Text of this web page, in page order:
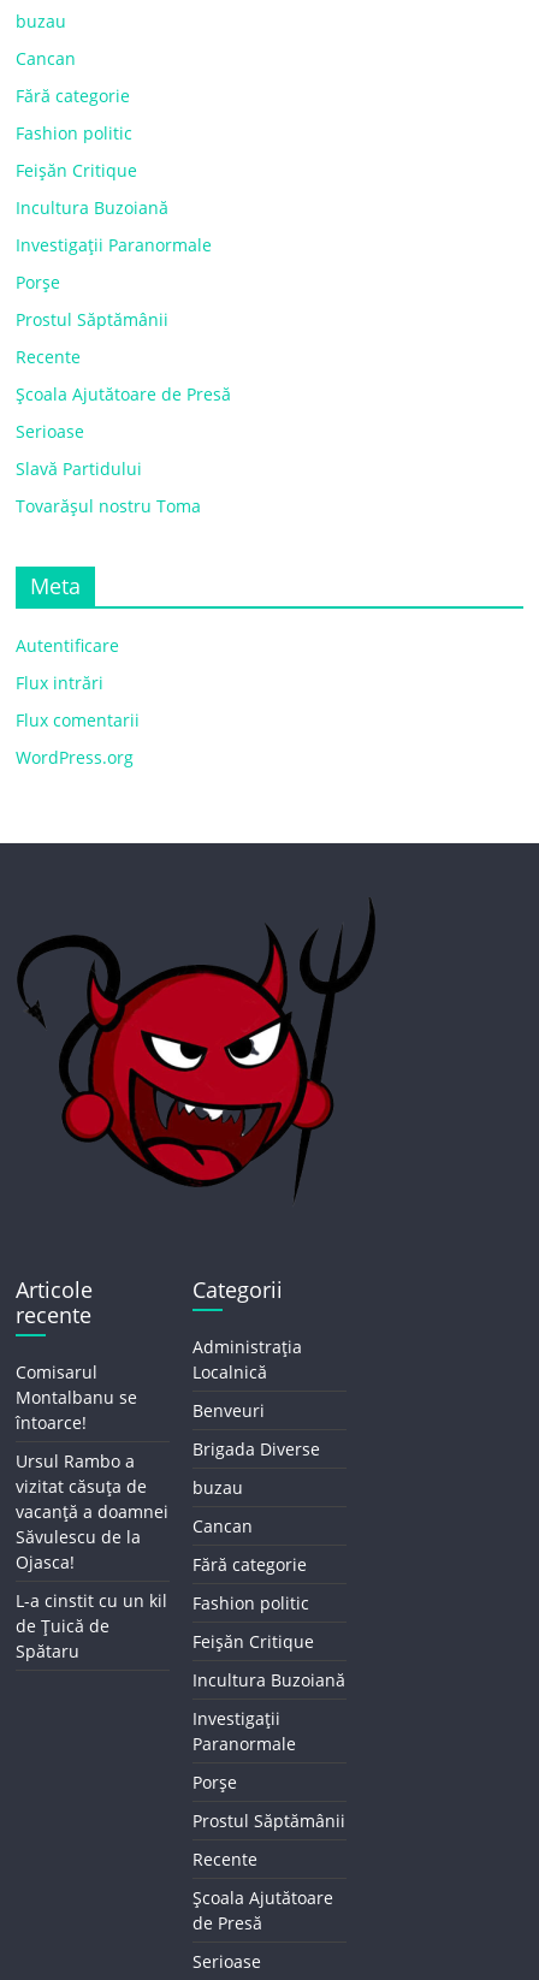
buzau
Cancan
Fără categorie
Fashion politic
Feișăn Critique
Incultura Buzoiană
Investigații Paranormale
Porșe
Prostul Săptămânii
Recente
Școala Ajutătoare de Presă
Serioase
Slavă Partidului
Tovarășul nostru Toma
Meta
Autentificare
Flux intrări
Flux comentarii
WordPress.org
Articole
recente
Comisarul
Montalbanu se
întoarce!
Ursul Rambo a
vizitat căsuța de
vacanță a doamnei
Săvulescu de la
Ojasca!
L-a cinstit cu un kil
de Țuică de
Spătaru
Categorii
Administrația
Localnică
Benveuri
Brigada Diverse
buzau
Cancan
Fără categorie
Fashion politic
Feișăn Critique
Incultura Buzoiană
Investigații
Paranormale
Porșe
Prostul Săptămânii
Recente
Școala Ajutătoare
de Presă
Serioase